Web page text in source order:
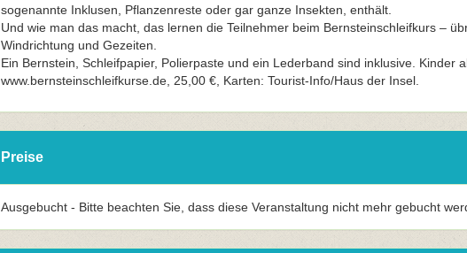
sogenannte Inklusen, Pflanzenreste oder gar ganze Insekten, enthält.
Und wie man das macht, das lernen die Teilnehmer beim Bernsteinschleifkurs –
Windrichtung und Gezeiten.
Ein Bernstein, Schleifpapier, Polierpaste und ein Lederband sind inklusive. Kinder
www.bernsteinschleifkurse.de, 25,00 €, Karten: Tourist-Info/Haus der Insel.
Preise
Ausgebucht - Bitte beachten Sie, dass diese Veranstaltung nicht mehr gebucht